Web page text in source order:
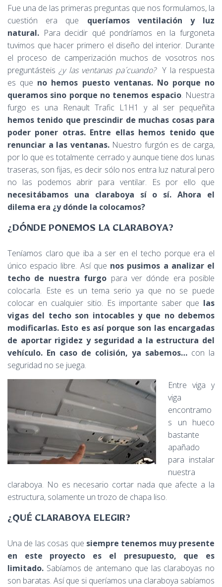
N
Fue una de las primeras preguntas que nos formulamos, la
cuestión era que queríamos ventilación y luz
natural. Para decidir qué pondríamos en la furgoneta
tuvimos que hacer primero el diseño del interior. Durante
el proceso de camperización muchos de vosotros nos
preguntásteis¿y las ventanas pa´cuando?Y la respuesta
es que no hemos puesto ventanas. No porque no
queramos sino porque no tenemos espacio. Nuestra
furgo es una Renault Trafic L1H1 y al ser pequeñita
hemos tenido que prescindir de muchas cosas para
poder poner otras. Entre ellas hemos tenido que
renunciar a las ventanas.Nuestro furgón es de carga,
por lo que es totalmente cerrado y aunque tiene dos lunas
traseras, son fijas, es decir sólo nos entra luz natural pero
no las podemos abrir para ventilar. Es por ello que
necesitábamos una claraboya sí o sí. Ahora el
dilema era ¿y dónde la colocamos?
¿DÓNDE PONEMOS LA CLARABOYA?
Teníamos claro que iba a ser en el techo porque era el
único espacio libre. Así que nos pusimos a analizar el
techo de nuestra furgo para ver dónde era posible
colocarla. Este es un tema serio ya que no se puede
colocar en cualquier sitio. Es importante saber que las
vigas del techo son intocables y que no debemos
modificarlas. Esto es así porque son las encargadas
de aportar rigidez y seguridad a la estructura del
vehículo. En caso de colisión, ya sabemos… con la
seguridad no se juega.
Entre viga y
viga
encontramo
s un hueco
bastante
apañado
para instalar
nuestra
claraboya. No es necesario cortar nada que afecte a la
estructura, solamente un trozo de chapa liso.
¿QUÉ CLARABOYA ELEGIR?
Una de las cosas que siempre tenemos muy presente
en este proyecto es el presupuesto, que es
limitado. Sabíamos de antemano que las claraboyas no
son baratas. Así que si queríamos una claraboya sabíamos